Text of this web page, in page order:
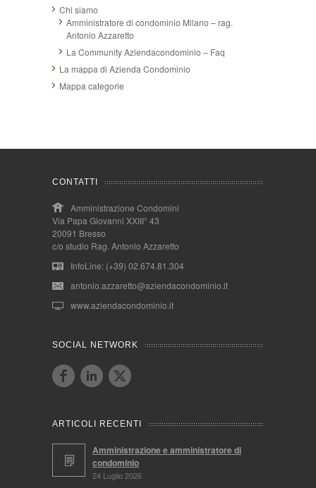
Chi siamo
Amministratore di condominio Milano – rag.
Antonio Azzaretto
La Community Aziendacondominio – Faq
La mappa di Azienda Condominio
Mappa categorie
CONTATTI
Amministrazione Condomini
Via Papa Giovanni XXIII° 43
20091 Bresso
c/o studio Rag. Antonio Azzaretto
InfoLine: (+39) 02.674.81.304
antonio.azzaretto@aziendacondominio.it
www.aziendacondominio.it
SOCIAL NETWORK
ARTICOLI RECENTI
Amministrazione e amministratore di
condominio
24 Luglio 2026